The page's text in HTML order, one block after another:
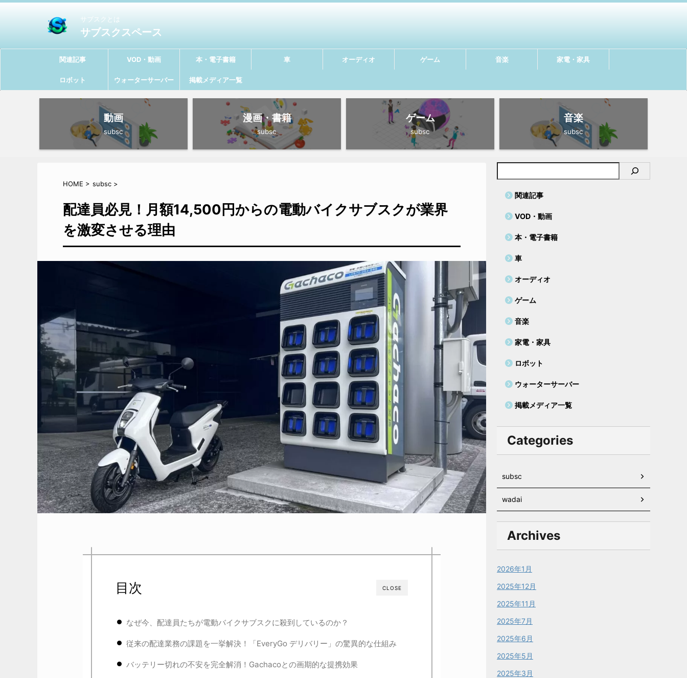
サブスクとは
サブスクスペース
関連記事 VOD・動画 本・電子書籍 車 オーディオ ゲーム 音楽 家電・家具
ロボット ウォーターサーバー 掲載メディア一覧
動画
subsc
漫画・書籍
subsc
ゲーム
subsc
音楽
subsc
HOME > subsc >
配達員必見！月額14,500円からの電動バイクサブスクが業界
を激変させる理由
CLOSE
目次
なぜ今、配達員たちが電動バイクサブスクに殺到しているのか？
従来の配達業務の課題を一挙解決！「EveryGo デリバリー」の驚異的な仕組み
バッテリー切れの不安を完全解消！Gachacoとの画期的な提携効果
関連記事
VOD・動画
本・電子書籍
車
オーディオ
ゲーム
音楽
家電・家具
ロボット
ウォーターサーバー
掲載メディア一覧
Categories
subsc
wadai
Archives
2026年1月
2025年12月
2025年11月
2025年7月
2025年6月
2025年5月
2025年3月